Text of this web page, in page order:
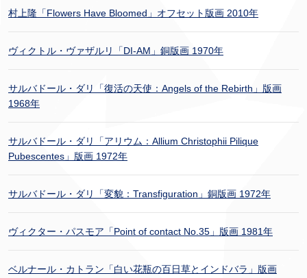
村上隆「Flowers Have Bloomed」オフセット版画 2010年
ヴィクトル・ヴァザルリ「DI-AM」銅版画 1970年
サルバドール・ダリ「復活の天使：Angels of the Rebirth」版画
1968年
サルバドール・ダリ「アリウム：Allium Christophii Pilique
Pubescentes」版画 1972年
サルバドール・ダリ「変貌：Transfiguration」銅版画 1972年
ヴィクター・パスモア「Point of contact No.35」版画 1981年
ベルナール・カトラン「白い花瓶の百日草とインドバラ」版画